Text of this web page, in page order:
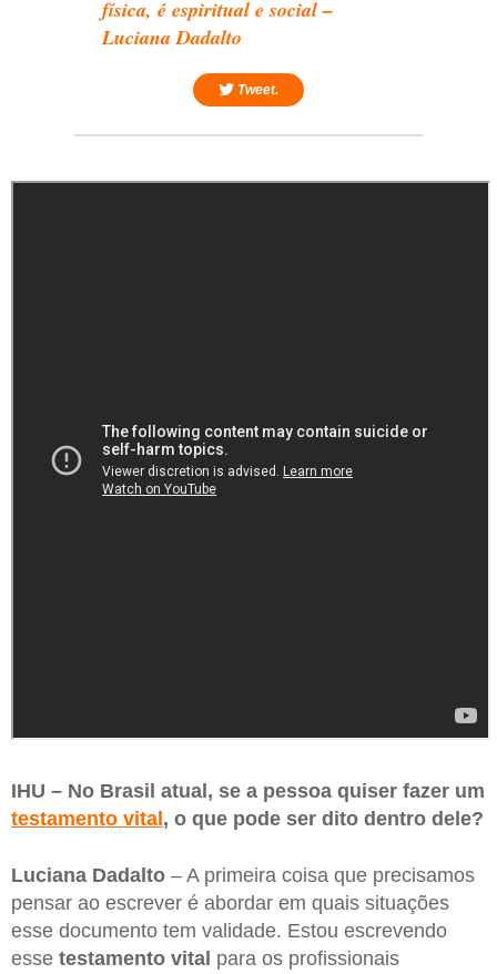
física, é espiritual e social –
Luciana Dadalto
Tweet.
IHU – No Brasil atual, se a pessoa quiser fazer um
testamento vital, o que pode ser dito dentro dele?
Luciana Dadalto – A primeira coisa que precisamos
pensar ao escrever é abordar em quais situações
esse documento tem validade. Estou escrevendo
esse testamento vital para os profissionais